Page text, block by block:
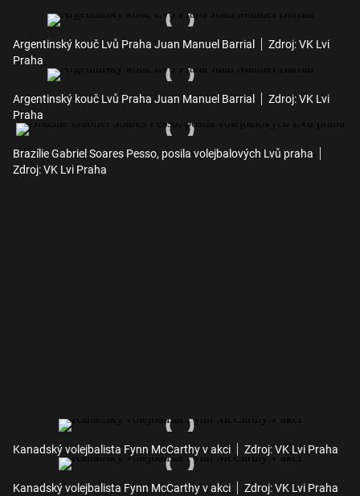
Argentinský kouč Lvů Praha Juan Manuel Barrial
Zdroj: VK Lvi
Praha
Argentinský kouč Lvů Praha Juan Manuel Barrial
Zdroj: VK Lvi
Praha
Brazílie Gabriel Soares Pesso, posila volejbalových Lvů praha
Zdroj: VK Lvi Praha
Kanadský volejbalista Fynn McCarthy v akci Zdroj: VK Lvi Praha
Kanadský volejbalista Fynn McCarthy v akci Zdroj: VK Lvi Praha